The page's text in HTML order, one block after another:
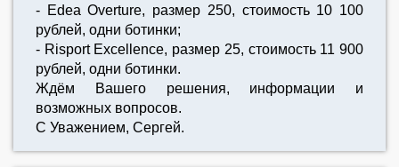
- Edea Overture, размер 250, стоимость 10 100
рублей, одни ботинки;
- Risport Excellence, размер 25, стоимость 11 900
рублей, одни ботинки.
Ждём Вашего решения, информации и
возможных вопросов.
С Уважением, Сергей.